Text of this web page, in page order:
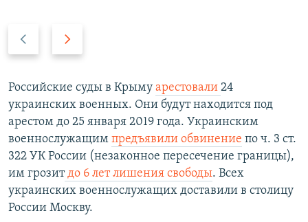
д
ы
д
у
щ
и
й
с
д
у
ю
щ
и
й
с
л
Российские суды в Крыму арестовали 24
украинских военных. Они будут находится под
арестом до 25 января 2019 года. Украинским
военнослужащим предъявили обвинение по ч. 3 ст.
322 УК России (незаконное пересечение границы),
им грозитдо 6 лет лишения свободы. Всех
украинских военнослужащих доставили в столицу
России Москву.​